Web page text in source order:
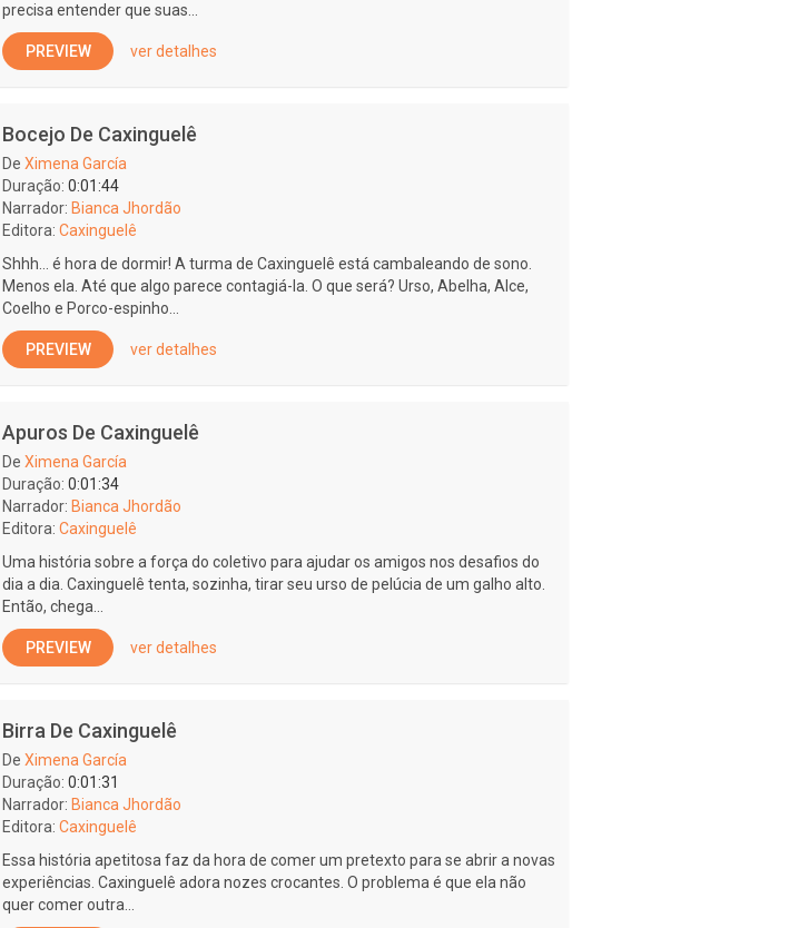
precisa entender que suas...
PREVIEW ver detalhes
Bocejo De Caxinguelê
De Ximena García
Duração: 0:01:44
Narrador: Bianca Jhordão
Editora: Caxinguelê
Shhh… é hora de dormir! A turma de Caxinguelê está cambaleando de sono.
Menos ela. Até que algo parece contagiá-la. O que será? Urso, Abelha, Alce,
Coelho e Porco-espinho...
PREVIEW ver detalhes
Apuros De Caxinguelê
De Ximena García
Duração: 0:01:34
Narrador: Bianca Jhordão
Editora: Caxinguelê
Uma história sobre a força do coletivo para ajudar os amigos nos desafios do
dia a dia. Caxinguelê tenta, sozinha, tirar seu urso de pelúcia de um galho alto.
Então, chega...
PREVIEW ver detalhes
Birra De Caxinguelê
De Ximena García
Duração: 0:01:31
Narrador: Bianca Jhordão
Editora: Caxinguelê
Essa história apetitosa faz da hora de comer um pretexto para se abrir a novas
experiências. Caxinguelê adora nozes crocantes. O problema é que ela não
quer comer outra...